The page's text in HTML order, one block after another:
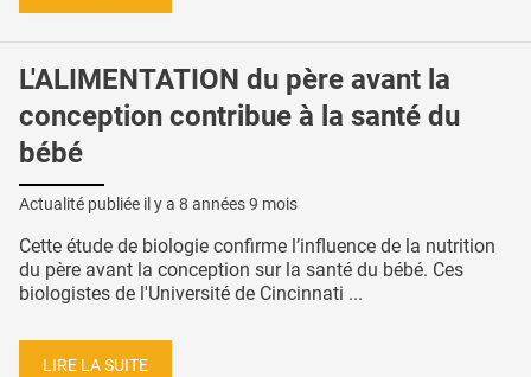
L'ALIMENTATION du père avant la
conception contribue à la santé du
bébé
Actualité publiée il y a 8 années 9 mois
Cette étude de biologie confirme l’influence de la nutrition
du père avant la conception sur la santé du bébé. Ces
biologistes de l'Université de Cincinnati ...
LIRE LA SUITE